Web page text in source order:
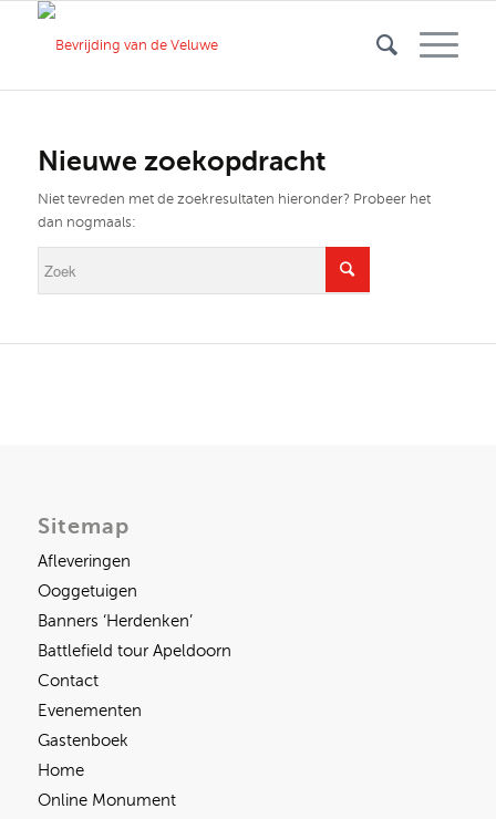
Nieuwe zoekopdracht
Niet tevreden met de zoekresultaten hieronder? Probeer het
dan nogmaals:
Sitemap
Afleveringen
Ooggetuigen
Banners ‘Herdenken’
Battlefield tour Apeldoorn
Contact
Evenementen
Gastenboek
Home
Online Monument